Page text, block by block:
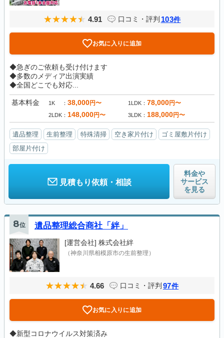
4.91 口コミ・評判 103件
お気に入りに追加
◆急ぎのご依頼も受け付けます
◆多数のメディア出演実績
◆全国どこでも対応...
基本料金 1K 38,000円〜 1LDK 78,000円〜
2LDK 148,000円〜 3LDK 188,000円〜
遺品整理 生前整理 特殊清掃 空き家片付け
ゴミ屋敷片付け
部屋片付け
見積もり依頼・相談
料金や
サービス
を見る
8位 遺品整理総合商社「絆」
[運営会社] 株式会社絆
（神奈川県相模原市の生前整理）
4.66 口コミ・評判 97件
お気に入りに追加
◆新型コロナウイルス対策済み